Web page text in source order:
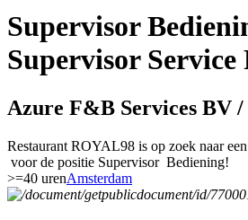
Supervisor
Supervisor
Azure F&B Services BV
Restaurant ROYAL98 is op zoek naar
voor de positie Supervisor Bediening!
>=40 urenAmsterdam